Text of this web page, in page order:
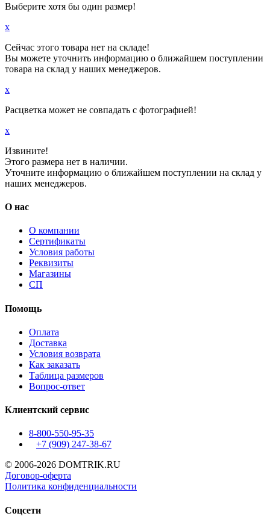
Выберите хотя бы один размер!
x
Сейчас этого товара нет на складе!
Вы можете уточнить информацию о ближайшем поступлении
товара на склад у наших менеджеров.
x
Расцветка может не совпадать с фотографией!
x
Извините!
Этого размера нет в наличии.
Уточните информацию о ближайшем поступлении на склад у
наших менеджеров.
О нас
О компании
Сертификаты
Условия работы
Реквизиты
Магазины
СП
Помощь
Оплата
Доставка
Условия возврата
Как заказать
Таблица размеров
Вопрос-ответ
Клиентский сервис
8-800-550-95-35
+7 (909) 247-38-67
© 2006-2026 DOMTRIK.RU
Договор-оферта
Политика конфиденциальности
Соцсети